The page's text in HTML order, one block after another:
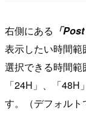
右側にある 「
表示したい時間範
選択できる時間範
「24H」、「
す。（デフォルト